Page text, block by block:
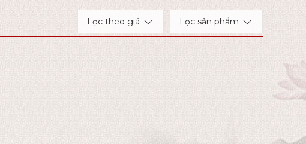
Lọc theo giá Lọc sản phẩm